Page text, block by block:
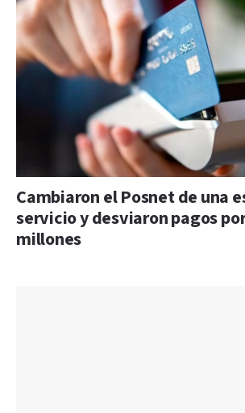
Cambiaron el Posnet de una
servicio y desviaron pagos
millones